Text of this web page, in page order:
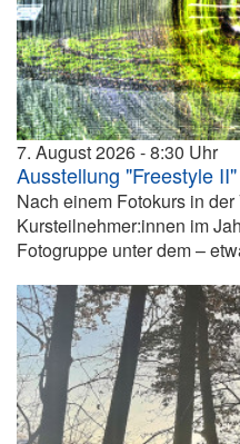
7. August 2026 8:30
Ausstellung "Freestyle
Nach einem Fotokurs in
Kursteilnehmer:innen im
Fotogruppe unter dem –